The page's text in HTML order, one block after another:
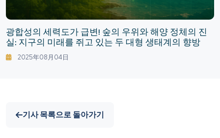
광합성의 세력도가 급변! 숲의 우위와 해양 정체의 진
실: 지구의 미래를 쥐고 있는 두 대형 생태계의 향방
2025年08月04日
기사 목록으로 돌아가기